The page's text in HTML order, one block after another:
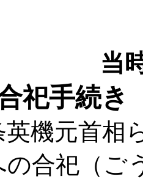
当
祀手続き
機元首相
の合祀（ご